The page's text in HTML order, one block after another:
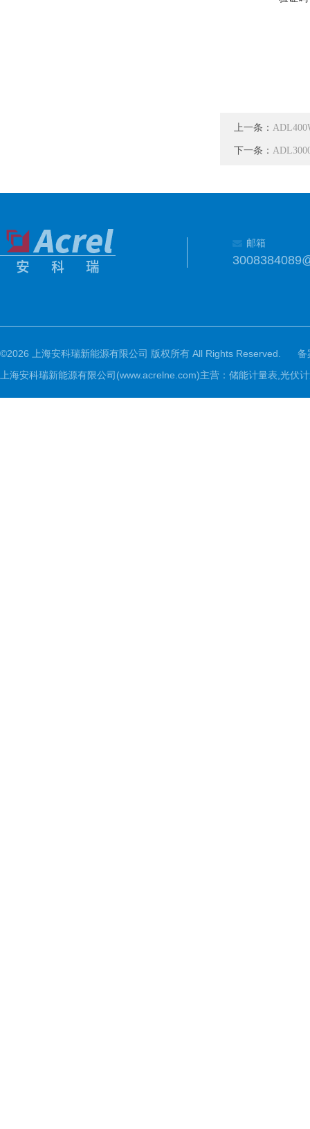
上一条：
下一条：
邮箱
©2026 上海安科瑞新能源有限公司 版权所有 All Rights Reserved.
备
上海安科瑞新能源有限公司(www.acrelne.com)主营：储能计量表,光伏